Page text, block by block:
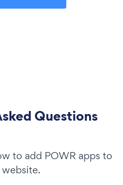
Questions
to add POWR apps to